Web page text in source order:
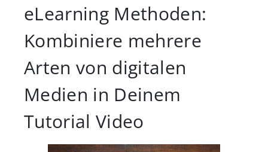
eLearning Methoden:
Kombiniere mehrere
Arten von digitalen
Medien in Deinem
Tutorial Video